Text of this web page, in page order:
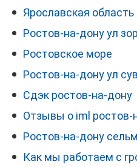
Ярославская область
Ростов-на-дону ул
Ростовское море
Ростов-на-дону ул
Сдэк ростов-на-дону
Отзывы о iml ростов-
Ростов-на-дону
Как мы работаем с